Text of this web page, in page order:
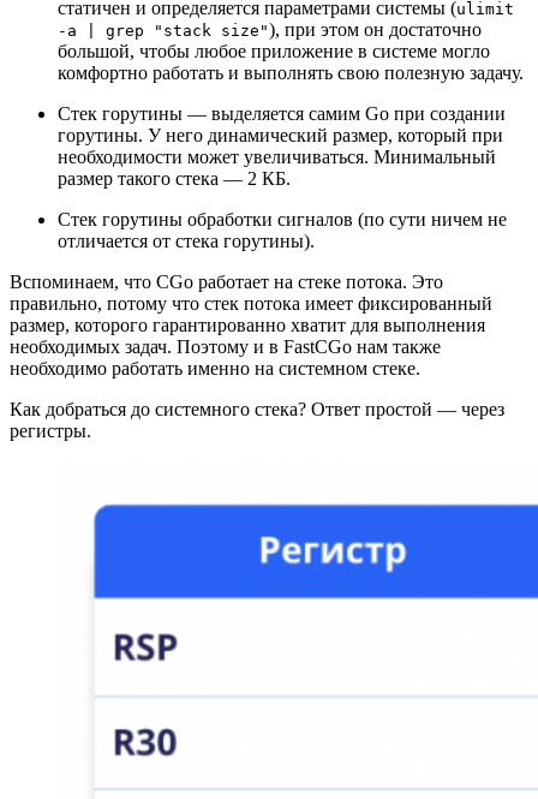
статичен и определяется параметрами системы (ulimit
-a | grep "stack size"), при этом он достаточно
большой, чтобы любое приложение в системе могло
комфортно работать и выполнять свою полезную задачу.
Стек горутины — выделяется самим Go при создании
горутины. У него динамический размер, который при
необходимости может увеличиваться. Минимальный
размер такого стека — 2 КБ.
Стек горутины обработки сигналов (по сути ничем не
отличается от стека горутины).
Вспоминаем, что CGo работает на стеке потока. Это
правильно, потому что стек потока имеет фиксированный
размер, которого гарантированно хватит для выполнения
необходимых задач. Поэтому и в FastCGo нам также
необходимо работать именно на системном стеке.
Как добраться до системного стека? Ответ простой — через
регистры.